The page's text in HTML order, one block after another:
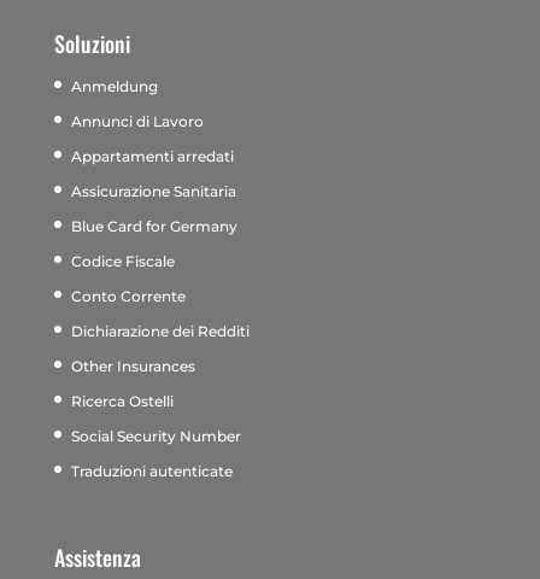
Soluzioni
Anmeldung
Annunci di Lavoro
Appartamenti arredati
Assicurazione Sanitaria
Blue Card for Germany
Codice Fiscale
Conto Corrente
Dichiarazione dei Redditi
Other Insurances
Ricerca Ostelli
Social Security Number
Traduzioni autenticate
Assistenza